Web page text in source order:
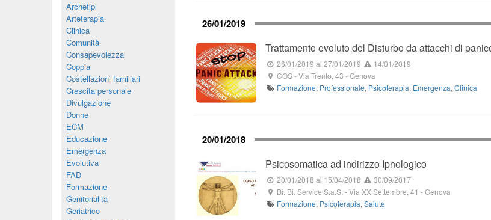
26/01/2019
Trattamento evoluto del Disturbo da attacchi di
26/01/2019 al 27/01/2019
14/01/2019
COS-Via Trento, 43 -Genova
Formazione, Professionale, Psicoterapia, Emergenza, Clinica
20/01/2018
Psicosomatica ad indirizzo Ipnologico
20/01/2018 al 15/04/2018
30/09/2017
Bi. Bi. Service S.a.S. -Via XX Settembre, 41 -Genova
Formazione, Psicoterapia, Salute
Archetipi
Arteterapia
Clinica
Comunità
Consapevolezza
Coppia
Costellazioni familiari
Crescita personale
Divulgazione
Donne
ECM
Educazione
Emergenza
Evolutiva
FAD
Formazione
Genitorialità
Geriatrico